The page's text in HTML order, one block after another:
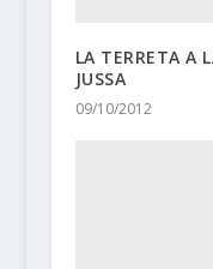
LA TERRETA A
JUSSA
09/10/2012